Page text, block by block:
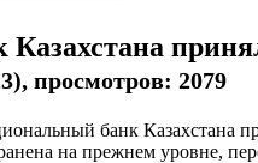
просмотров: 2079
банк Казахстана
на прежнем уровне,